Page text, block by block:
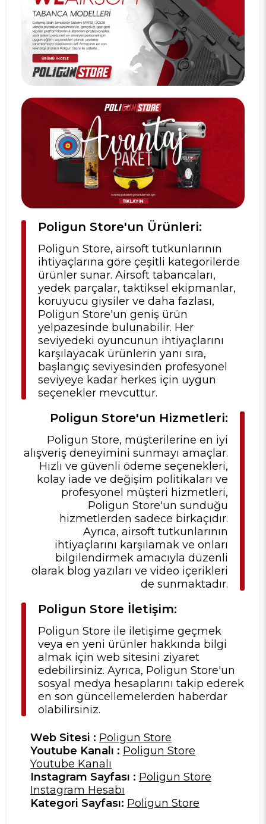
Poligun Store'un Ürünleri:
Poligun Store, airsoft tutkunlarının
ihtiyaçlarına göre çeşitli kategorilerde
ürünler sunar. Airsoft tabancaları,
yedek parçalar, taktiksel ekipmanlar,
koruyucu giysiler ve daha fazlası,
Poligun Store'un geniş ürün
yelpazesinde bulunabilir. Her
seviyedeki oyuncunun ihtiyaçlarını
karşılayacak ürünlerin yanı sıra,
başlangıç seviyesinden profesyonel
seviyeye kadar herkes için uygun
seçenekler mevcuttur.
Poligun Store'un Hizmetleri:
Poligun Store, müşterilerine en iyi
alışveriş deneyimini sunmayı amaçlar.
Hızlı ve güvenli ödeme seçenekleri,
kolay iade ve değişim politikaları ve
profesyonel müşteri hizmetleri,
Poligun Store'un sunduğu
hizmetlerden sadece birkaçıdır.
Ayrıca, airsoft tutkunlarının
ihtiyaçlarını karşılamak ve onları
bilgilendirmek amacıyla düzenli
olarak blog yazıları ve video içerikleri
de sunmaktadır.
Poligun Store İletişim:
Poligun Store ile iletişime geçmek
veya en yeni ürünler hakkında bilgi
almak için web sitesini ziyaret
edebilirsiniz. Ayrıca, Poligun Store'un
sosyal medya hesaplarını takip ederek
en son güncellemelerden haberdar
olabilirsiniz.
Web Sitesi : Poligun Store
Youtube Kanalı : Poligun Store
Youtube Kanalı
Instagram Sayfası : Poligun Store
Instagram Hesabı
Kategori Sayfası: Poligun Store